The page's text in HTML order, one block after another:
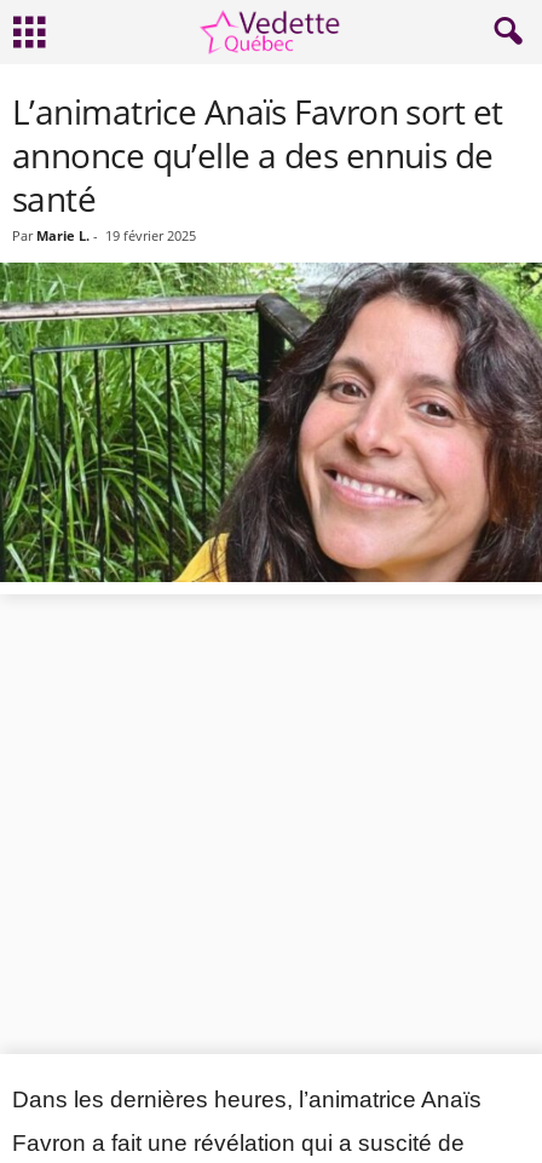
L’animatrice Anaïs Favron sort et
annonce qu’elle a des ennuis de
santé
Par Marie L. - 19 février 2025
Dans les dernières heures, l’animatrice Anaïs
Favron a fait une révélation qui a suscité de